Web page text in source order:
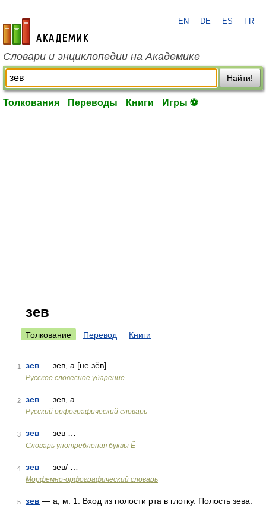
academic.ru
EN DE ES FR
Словари и энциклопедии на Академике
Найти!
Толкования Переводы Книги Игры ⚽
зев
Толкование Перевод Книги
1 зев — зев, а [не зёв] …
Русское словесное ударение
2 зев — зев, а …
Русский орфографический словарь
3 зев — зев …
Словарь употребления буквы Ё
4 зев — зев/ …
Морфемно-орфографический словарь
5 зев — а; м. 1. Вход из полости рта в глотку. Полость зева.